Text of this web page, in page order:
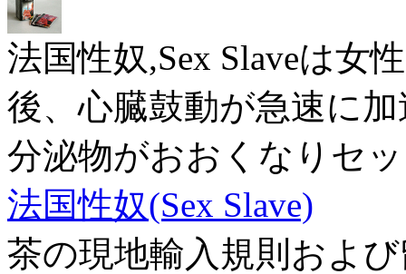
法国性奴,Sex Slaveは女
後、心臓鼓動が急速に
分泌物がおおくなりセ
法国性奴(Sex Slave)
茶の現地輸入規則およ